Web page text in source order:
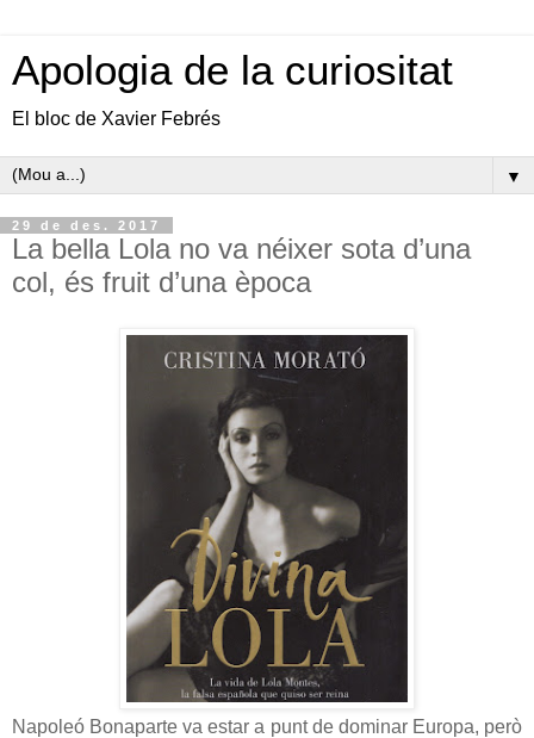
Apologia de la curiositat
El bloc de Xavier Febrés
▼
29 de des. 2017
La bella Lola no va néixer sota d’una
col, és fruit d’una època
Napoleó Bonaparte va estar a punt de dominar Europa, però